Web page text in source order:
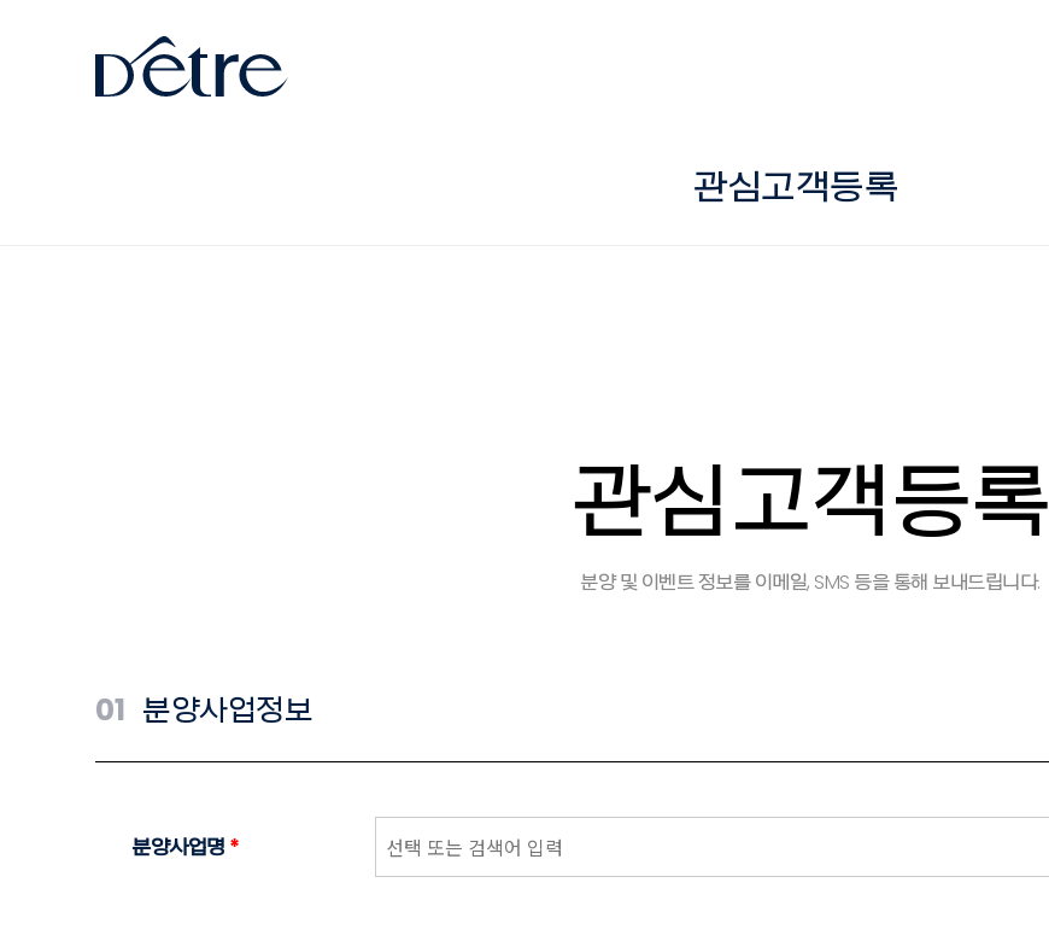
관심고객등록
관심고객등록
분양 및 이벤트 정보를 이메일, SMS 등을 통해 보내드립니다.
01 분양사업정보
분양사업명 *